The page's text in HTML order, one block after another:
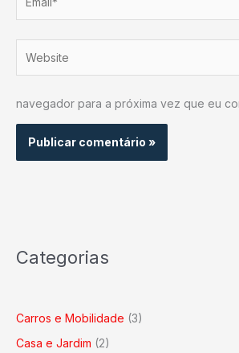
navegador para a próxima vez que eu
Categorias
Carros e Mobilidade (3)
Casa e Jardim (2)